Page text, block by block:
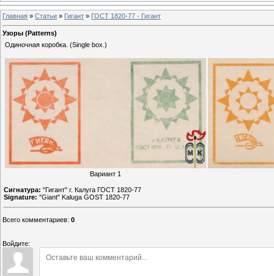
Главная » Статьи » Гигант » ГОСТ 1820-77 - Гигант
Узоры (Patterns)
Одиночная коробка. (Single box.)
Вариант 1
Сигнатура: "Гигант" г. Калуга ГОСТ 1820-77
Signature: "Giant" Kaluga GOST 1820-77
Всего комментариев: 0
Войдите: